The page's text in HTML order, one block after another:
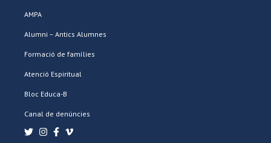
AMPA
Alumni – Antics Alumnes
Formació de famílies
Atenció Espiritual
Bloc Educa-B
Canal de denúncies